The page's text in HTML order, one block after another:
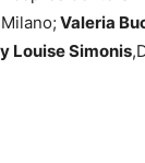
Valeria
Louise Simonis